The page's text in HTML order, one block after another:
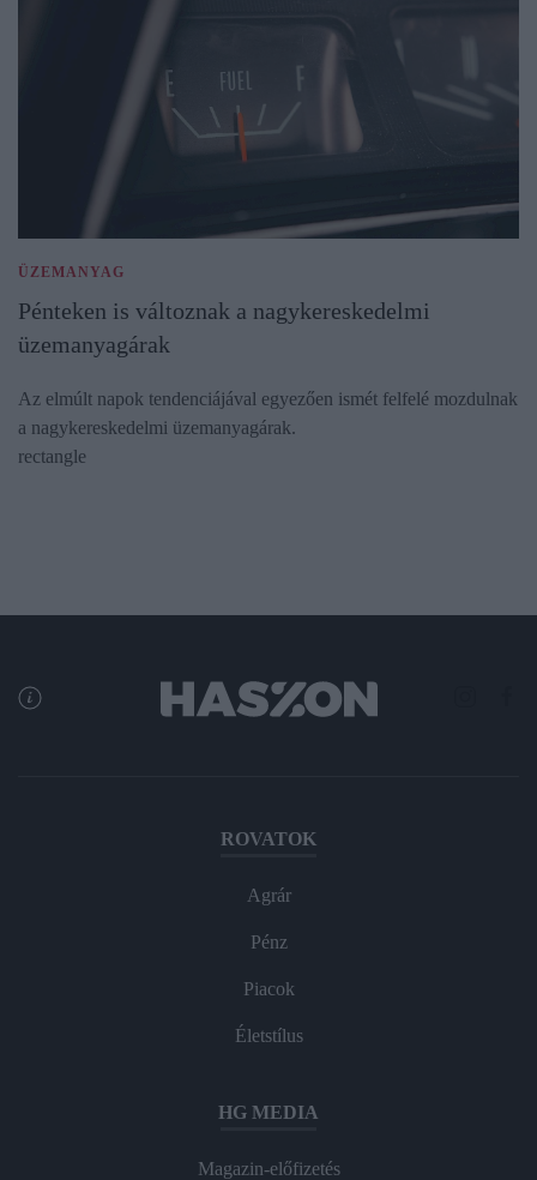
ÜZEMANYAG
Pénteken is változnak a nagykereskedelmi
üzemanyagárak
Az elmúlt napok tendenciájával egyezően ismét felfelé mozdulnak
a nagykereskedelmi üzemanyagárak.
rectangle
ROVATOK
Agrár
Pénz
Piacok
Életstílus
HG MEDIA
Magazin-előfizetés